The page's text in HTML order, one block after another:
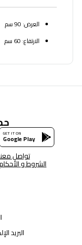
العرض: 90 سم
الارتفاع: 60 سم
GET IT ON
Google Play
تواصل
الشروط و
البريد